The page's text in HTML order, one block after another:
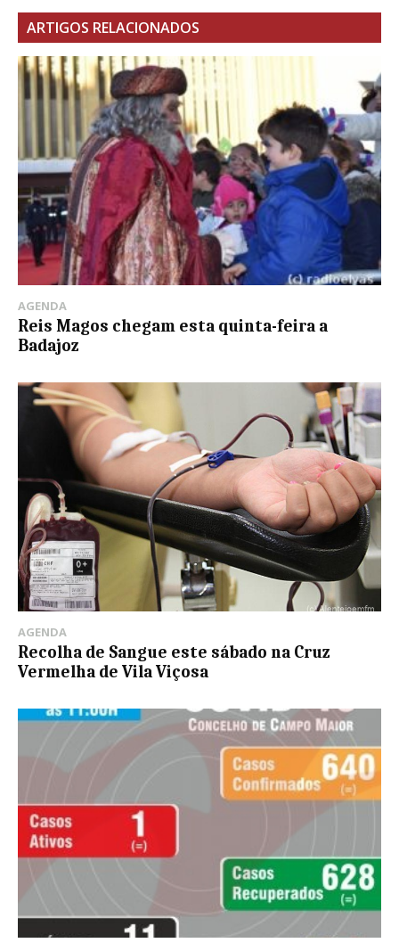
ARTIGOS RELACIONADOS
AGENDA
Reis Magos chegam esta quinta-feira a
Badajoz
AGENDA
Recolha de Sangue este sábado na Cruz
Vermelha de Vila Viçosa